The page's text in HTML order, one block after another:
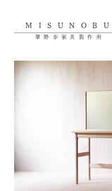
MISUNOBU
翠野歩家具製作所